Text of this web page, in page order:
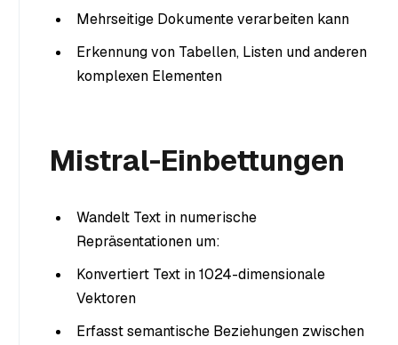
Mehrseitige Dokumente verarbeiten kann
Erkennung von Tabellen, Listen und anderen
komplexen Elementen
Mistral-Einbettungen
Wandelt Text in numerische
Repräsentationen um:
Konvertiert Text in 1024-dimensionale
Vektoren
Erfasst semantische Beziehungen zwischen